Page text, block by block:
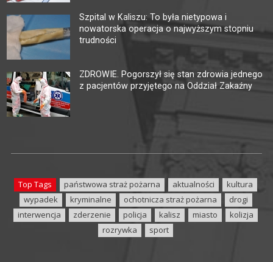
Szpital w Kaliszu: To była nietypowa i
nowatorska operacja o najwyższym stopniu
trudności
ZDROWIE. Pogorszył się stan zdrowia jednego
z pacjentów przyjętego na Oddział Zakaźny
Top Tags państwowa straż pożarna aktualności
kultura
wypadek
kryminalne ochotnicza straż pożarna
drogi
interwencja
zderzenie policja kalisz miasto
kolizja
rozrywka
sport